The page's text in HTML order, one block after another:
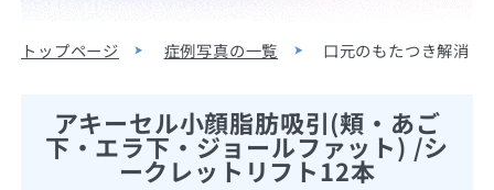
トップページ 症例写真の一覧 口元のもたつき解消
アキーセル小顔脂肪吸引(頬・あご
下・エラ下・ジョールファット) /シ
ークレットリフト12本